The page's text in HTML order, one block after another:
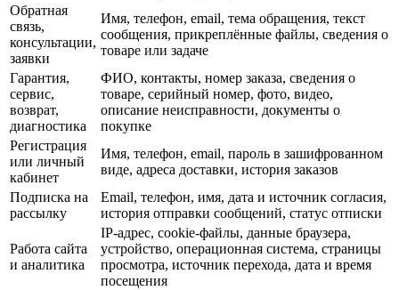
Обратная
связь,
консультации,
заявки
Имя, телефон, email, тема обращения, текст
сообщения, прикреплённые файлы, сведения о
товаре или задаче
Гарантия,
сервис,
возврат,
диагностика
ФИО, контакты, номер заказа, сведения о
товаре, серийный номер, фото, видео,
описание неисправности, документы о
покупке
Регистрация
или личный
кабинет
Имя, телефон, email, пароль в зашифрованном
виде, адреса доставки, история заказов
Подписка на
рассылку
Email, телефон, имя, дата и источник согласия,
история отправки сообщений, статус отписки
Работа сайта
и аналитика
IP-адрес, cookie-файлы, данные браузера,
устройство, операционная система, страницы
просмотра, источник перехода, дата и время
посещения